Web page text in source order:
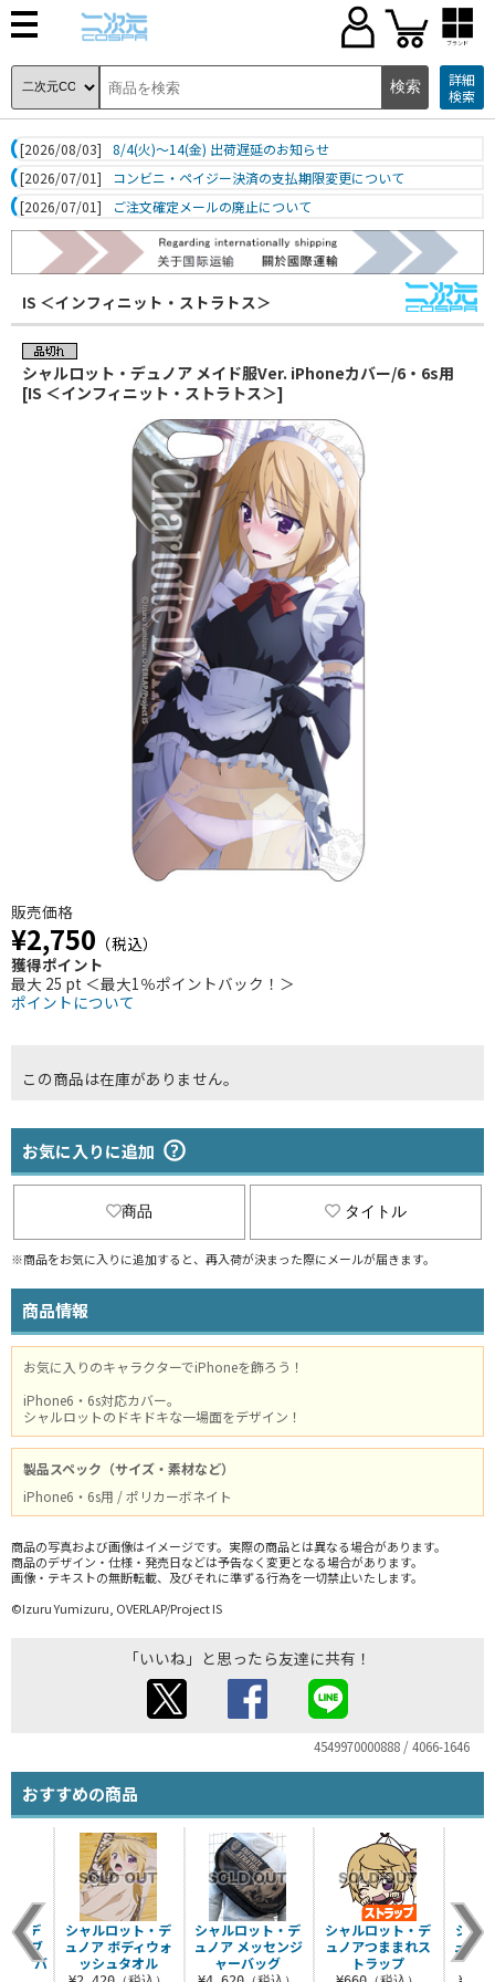
ブランド
詳細
検索
[2026/08/03]
8/4(火)～14(金) 出荷遅延のお知らせ
[2026/07/01]
コンビニ・ペイジー決済の支払期限変更について
[2026/07/01]
ご注文確定メールの廃止について
IS ＜インフィニット・ストラトス＞
シャルロット・デュノア メイド服Ver. iPhoneカバー/6・6s用
[IS ＜インフィニット・ストラトス＞]
販売価格
¥2,750 （税込）
獲得ポイント
最大 25 pt ＜最大1％ポイントバック！＞
ポイントについて
この商品は在庫がありません。
お気に入りに追加
商品 タイトル
※商品をお気に入りに追加すると、再入荷が決まった際にメールが届きます。
商品情報
お気に入りのキャラクターでiPhoneを飾ろう！
iPhone6・6s対応カバー。
シャルロットのドキドキな一場面をデザイン！
製品スペック（サイズ・素材など）
iPhone6・6s用 / ポリカーボネイト
商品の写真および画像はイメージです。実際の商品とは異なる場合があります。
商品のデザイン・仕様・発売日などは予告なく変更となる場合があります。
画像・テキストの無断転載、及びそれに準ずる行為を一切禁止いたします。
©Izuru Yumizuru, OVERLAP/Project IS
「いいね」と思ったら友達に共有！
4549970000888 / 4066-1646
おすすめの商品
シャルロット・デ
ュノア メッセンジ
ャーバッグ
シャルロット・デ
ュノアつままれス
トラップ
シャ
ュノ
・デ
シブ
ャーバ
シャルロット・デ
ュノア ボディウォ
ッシュタオル